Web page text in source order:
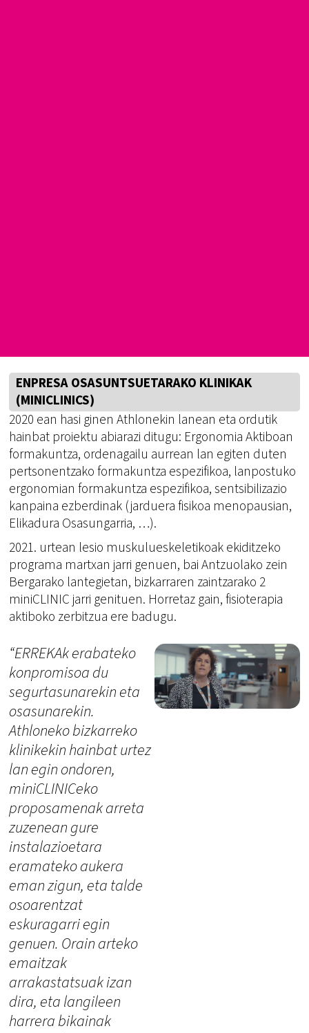
ENPRESA OSASUNTSUETARAKO KLINIKAK
(MINICLINICS)
2020 ean hasi ginen Athlonekin lanean eta ordutik
hainbat proiektu abiarazi ditugu: Ergonomia Aktiboan
formakuntza, ordenagailu aurrean lan egiten duten
pertsonentzako formakuntza espezifikoa, lanpostuko
ergonomian formakuntza espezifikoa, sentsibilizazio
kanpaina ezberdinak (jarduera fisikoa menopausian,
Elikadura Osasungarria, …).
2021. urtean lesio muskulueskeletikoak ekiditzeko
programa martxan jarri genuen, bai Antzuolako zein
Bergarako lantegietan, bizkarraren zaintzarako 2
miniCLINIC jarri genituen. Horretaz gain, fisioterapia
aktiboko zerbitzua ere badugu.
“ERREKAk erabateko
konpromisoa du
segurtasunarekin eta
osasunarekin.
Athloneko bizkarreko
klinikekin hainbat urtez
lan egin ondoren,
miniCLINICeko
proposamenak arreta
zuzenean gure
instalazioetara
eramateko aukera
eman zigun, eta talde
osoarentzat
eskuragarri egin
genuen. Orain arteko
emaitzak
arrakastatsuak izan
dira, eta langileen
harrera bikainak